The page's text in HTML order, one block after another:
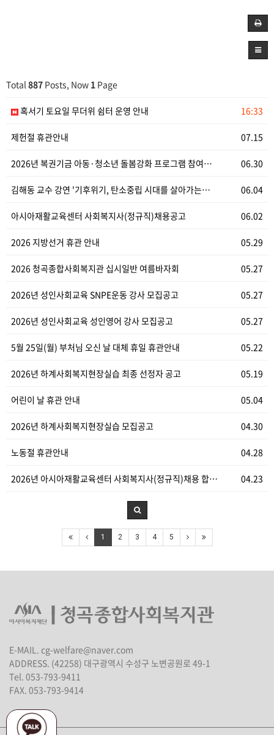
Total 887 Posts, Now 1 Page
16:33
혹서기 토요일 무더위 쉼터 운영 안내
07.15
제헌절 휴관안내
06.30
2026년 복권기금 아동·청소년 돌봄강화 프로그램 참여…
06.04
김해동 교수 강연 '기후위기, 탄소중립 시대를 살아가는…
06.02
아시아재활교육센터 사회복지사(정규직)채용공고
05.29
2026 지방선거 휴관 안내
05.27
2026 청곡종합사회복지관 십시일반 여름바자회
05.27
2026년 성인사회교육 SNPE운동 강사 모집공고
05.27
2026년 성인사회교육 성인영어 강사 모집공고
05.22
5월 25일(월) 부처님 오신 날 대체 휴일 휴관안내
05.19
2026년 하계사회복지현장실습 최종 선정자 공고
05.04
어린이 날 휴관 안내
04.30
2026년 하계사회복지현장실습 모집공고
04.28
노동절 휴관안내
04.23
2026년 아시아재활교육센터 사회복지사(정규직)채용 합…
1 2 3 4 5
E-MAIL. cg-welfare@naver.com
ADDRESS. (42258) 대구광역시 수성구 노변공원로 49-1
Tel. 053-793-9411
FAX. 053-793-9414